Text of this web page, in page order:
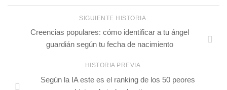
SIGUIENTE HISTORIA
Creencias populares: cómo identificar a tu ángel
guardián según tu fecha de nacimiento
HISTORIA PREVIA
Según la IA este es el ranking de los 50 peores